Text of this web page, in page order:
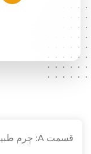
قسمت A: چرم طبیعی